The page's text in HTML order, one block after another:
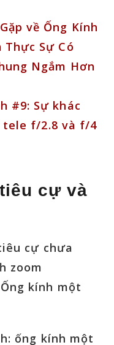
về Ống Kính
Sự Có
Ngắm Hơn
#9: Sự khác
tele f/2.8 và f/4
cự và
cự chưa
zoom
kính một
ống kính một